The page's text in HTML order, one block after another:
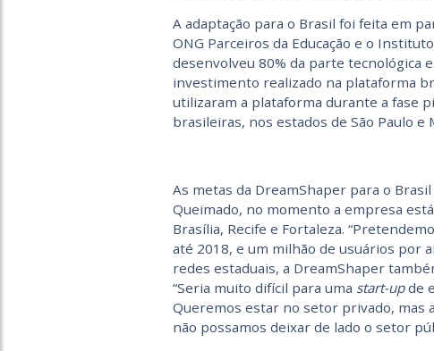
A adaptação para o Brasil foi feita em
ONG Parceiros da Educação e o
desenvolveu 80% da parte tecnológica
investimento realizado na plataforma
utilizaram a plataforma durante a fase
brasileiras, nos estados de São Paulo e
As metas da DreamShaper para o
Queimado, no momento a empresa
Brasília, Recife e Fortaleza.
até 2018, e um milhão de usuários por
redes estaduais, a DreamShaper
“Seria muito difícil para uma start-upde
Queremos estar no setor privado, mas
não possamos deixar de lado o setor